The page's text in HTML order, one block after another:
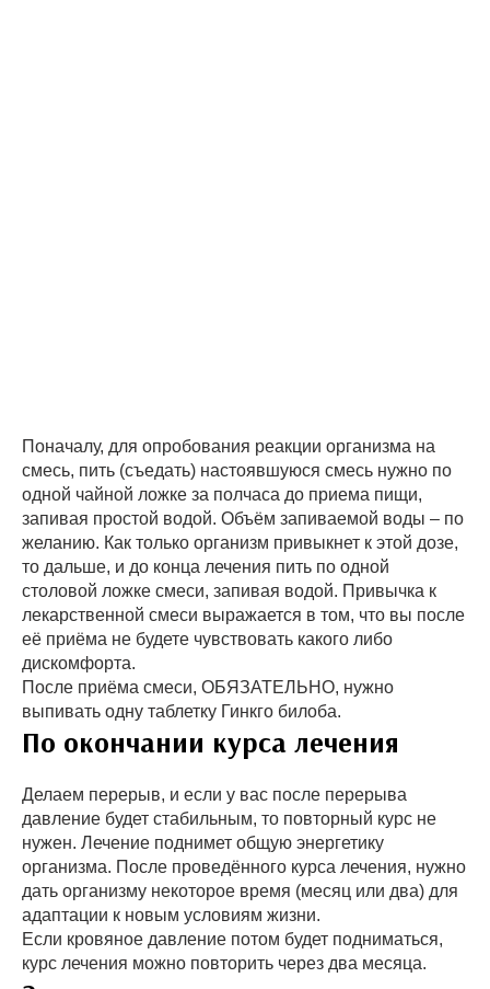
Поначалу, для опробования реакции организма на
смесь, пить (съедать) настоявшуюся смесь нужно по
одной чайной ложке за полчаса до приема пищи,
запивая простой водой. Объём запиваемой воды – по
желанию. Как только организм привыкнет к этой дозе,
то дальше, и до конца лечения пить по одной
столовой ложке смеси, запивая водой. Привычка к
лекарственной смеси выражается в том, что вы после
её приёма не будете чувствовать какого либо
дискомфорта.
После приёма смеси, ОБЯЗАТЕЛЬНО, нужно
выпивать одну таблетку Гинкго билоба.
По окончании курса лечения
Делаем перерыв, и если у вас после перерыва
давление будет стабильным, то повторный курс не
нужен. Лечение поднимет общую энергетику
организма. После проведённого курса лечения, нужно
дать организму некоторое время (месяц или два) для
адаптации к новым условиям жизни.
Если кровяное давление потом будет подниматься,
курс лечения можно повторить через два месяца.